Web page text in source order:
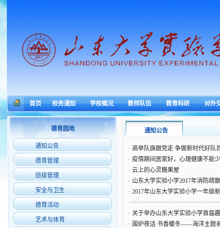
首页 校务通知 学校概况 教师队伍 教育科研 对外
德育园地
通知公告
德育管理
班级管理
安全与卫生
德育活动
艺术与体育
通知公告
· 高举队旗跟党走 争做新时代好队
· 疫情期间居家好，心理健康不能少
· 云上的心灵糖果屋
· 山东大学实验小学2017年消防疏
· 2017年山东大学实验小学一年级
· 关于举办山东大学实验小学首届
· 围炉夜话 书香暖冬——海洋主题